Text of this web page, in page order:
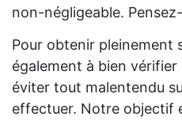
non-négligeable.
Pour obtenir pleinement
également à bien
éviter tout malentendu
effectuer. Notre objectif